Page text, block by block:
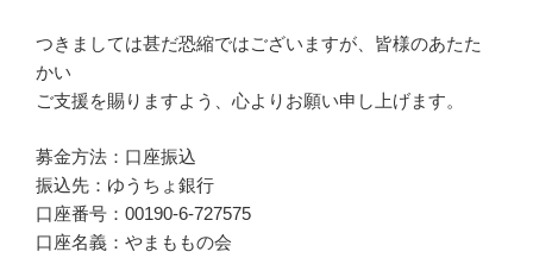
つきましては甚だ恐縮ではございますが、皆様のあたた
かい
ご支援を賜りますよう、心よりお願い申し上げます。
募金方法：口座振込
振込先：ゆうちょ銀行
口座番号：00190-6-727575
口座名義：やまももの会